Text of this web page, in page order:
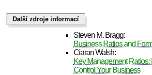
Další zdroje informací
Další zdroje informací
Steven M. Bragg:
Business Ratios and
Ciaran Walsh:
Key Management Ratios:
Control Your Business